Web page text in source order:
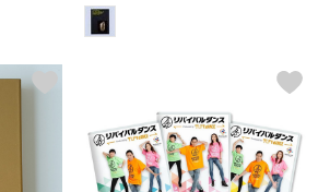
ブリーフケース
クラッチバッグ